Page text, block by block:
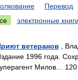
Перевод
электронные книги
ветеранов ,
1996 года.
Милов… 120